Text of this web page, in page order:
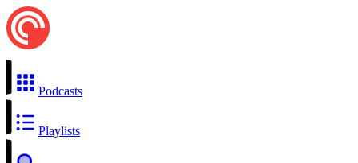
Podcasts
Playlists